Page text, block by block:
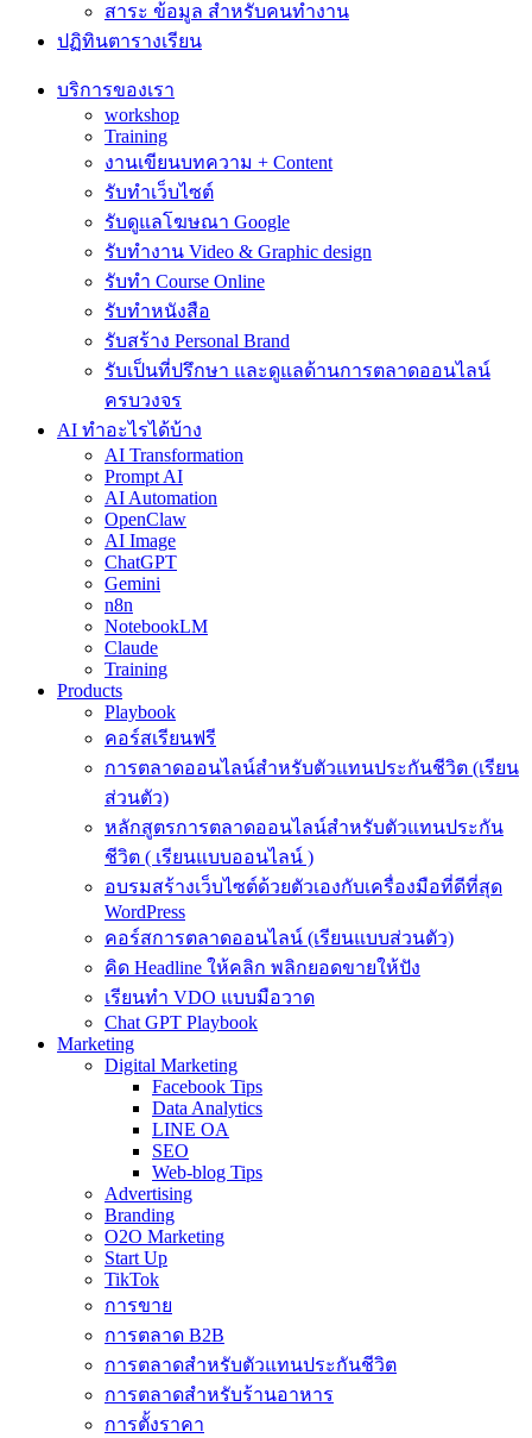
สาระ ข้อมูล สำหรับคนทำงาน
ปฏิทินตารางเรียน
บริการของเรา
workshop
Training
งานเขียนบทความ + Content
รับทำเว็บไซต์
รับดูแลโฆษณา Google
รับทำงาน Video & Graphic design
รับทำ Course Online
รับทำหนังสือ
รับสร้าง Personal Brand
รับเป็นที่ปรึกษา และดูแลด้านการตลาดออนไลน์
ครบวงจร
AI ทำอะไรได้บ้าง
AI Transformation
Prompt AI
AI Automation
OpenClaw
AI Image
ChatGPT
Gemini
n8n
NotebookLM
Claude
Training
Products
Playbook
คอร์สเรียนฟรี
การตลาดออนไลน์สำหรับตัวแทนประกันชีวิต (เรียน
ส่วนตัว)
หลักสูตรการตลาดออนไลน์สำหรับตัวแทนประกัน
ชีวิต ( เรียนแบบออนไลน์ )
อบรมสร้างเว็บไซต์ด้วยตัวเองกับเครื่องมือที่ดีที่สุด
WordPress
คอร์สการตลาดออนไลน์ (เรียนแบบส่วนตัว)
คิด Headline ให้คลิก พลิกยอดขายให้ปัง
เรียนทำ VDO แบบมือวาด
Chat GPT Playbook
Marketing
Digital Marketing
Facebook Tips
Data Analytics
LINE OA
SEO
Web-blog Tips
Advertising
Branding
O2O Marketing
Start Up
TikTok
การขาย
การตลาด B2B
การตลาดสำหรับตัวแทนประกันชีวิต
การตลาดสำหรับร้านอาหาร
การตั้งราคา